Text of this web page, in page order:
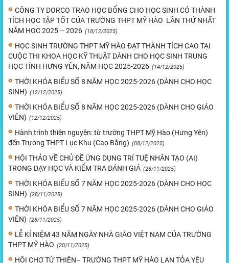
CÔNG TY DORCO TRAO HỌC BỔNG CHO HỌC SINH CÓ THÀNH
TÍCH HỌC TẬP TỐT CỦA TRƯỜNG THPT MỸ HÀO LẦN THỨ NHẤT
NĂM HỌC 2025 – 2026 (18/12/2025)
HỌC SINH TRƯỜNG THPT MỸ HÀO ĐẠT THÀNH TÍCH CAO TẠI
CUỘC THI KHOA HỌC KỸ THUẬT DÀNH CHO HỌC SINH TRUNG
HỌC TỈNH HƯNG YÊN, NĂM HỌC 2025-2026 (14/12/2025)
THỜI KHÓA BIỂU SỐ 8 NĂM HỌC 2025-2026 (DÀNH CHO HỌC
SINH) (12/12/2025)
THỜI KHÓA BIỂU SỐ 8 NĂM HỌC 2025-2026 (DÀNH CHO GIÁO
VIÊN) (12/12/2025)
Hành trình thiện nguyện: từ trường THPT Mỹ Hào (Hưng Yên)
đến Trường THPT Lục Khu (Cao Bằng) (08/12/2025)
HỘI THẢO VỀ CHỦ ĐỀ ỨNG DỤNG TRÍ TUỆ NHÂN TẠO (AI)
TRONG DẠY HỌC VÀ KIỂM TRA ĐÁNH GIÁ (28/11/2025)
THỜI KHÓA BIỂU SỐ 7 NĂM HỌC 2025-2026 (DÀNH CHO HỌC
SINH) (28/11/2025)
THỜI KHÓA BIỂU SỐ 7 NĂM HỌC 2025-2026 (DÀNH CHO GIÁO
VIÊN) (28/11/2025)
LỄ KỈ NIỆM 43 NĂM NGÀY NHÀ GIÁO VIỆT NAM CỦA TRƯỜNG
THPT MỸ HÀO (20/11/2025)
HỘI CHỢ TỪ THIỆN– TRƯỜNG THPT MỸ HÀO LAN TỎA YÊU